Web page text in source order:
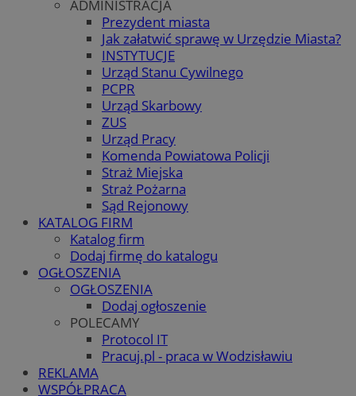
ADMINISTRACJA
Prezydent miasta
Jak załatwić sprawę w Urzędzie Miasta?
INSTYTUCJE
Urząd Stanu Cywilnego
PCPR
Urząd Skarbowy
ZUS
Urząd Pracy
Komenda Powiatowa Policji
Straż Miejska
Straż Pożarna
Sąd Rejonowy
KATALOG FIRM
Katalog firm
Dodaj firmę do katalogu
OGŁOSZENIA
OGŁOSZENIA
Dodaj ogłoszenie
POLECAMY
Protocol IT
Pracuj.pl - praca w Wodzisławiu
REKLAMA
WSPÓŁPRACA